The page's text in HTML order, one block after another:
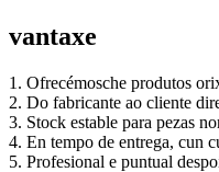
vantaxe
1. Ofrecémosche produtos
2. Do fabricante ao cliente
3. Stock estable para pezas
4. En tempo de entrega, cun
5. Profesional e puntual